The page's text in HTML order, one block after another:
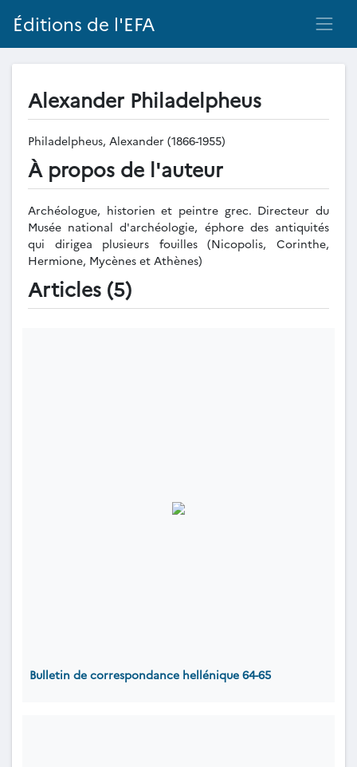
Éditions de l'EFA
Alexander Philadelpheus
Philadelpheus, Alexander (1866-1955)
À propos de l'auteur
Archéologue, historien et peintre grec. Directeur du
Musée national d'archéologie, éphore des antiquités
qui dirigea plusieurs fouilles (Nicopolis, Corinthe,
Hermione, Mycènes et Athènes)
Articles (5)
Bulletin de correspondance hellénique 64-65